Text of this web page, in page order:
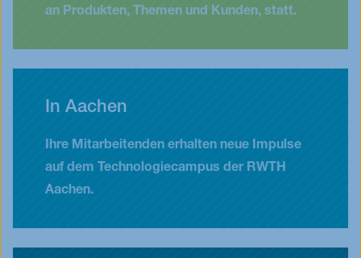
an Produkten, Themen und Kunden, statt.
In Aachen
Ihre Mitarbeitenden erhalten neue Impulse
auf dem Technologiecampus der RWTH
Aachen.